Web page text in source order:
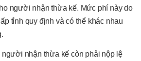
người nhận thừa kế. Mức phí này do
tỉnh quy định và có thể khác nhau
người nhận thừa kế còn phải nộp lệ